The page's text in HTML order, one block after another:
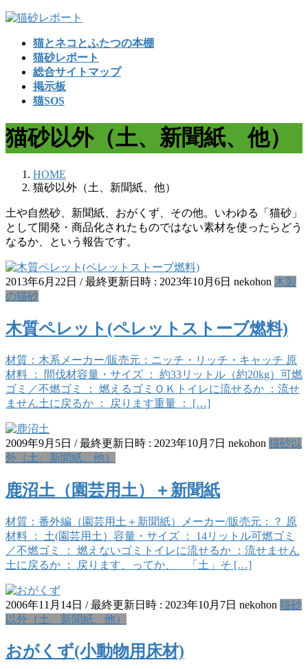
コ
ッ
プ
ナ
移
動
猫とネコとふたつの本棚
猫砂レポート
総合サイトマップ
掲示板
猫SOS
猫砂以外（土、新聞紙、他）
HOME
猫砂以外（土、新聞紙、他）
土や自然砂、新聞紙、おがくず、その他。いわゆる「猫砂」
として開発・商品化されたものではない素材を使ったらどう
なるか、という報告です。
2013年6月22日 / 最終更新日時 : 2023年10月6日 nekohon 木製
の猫砂
木質ペレット(ペレットストーブ燃料)
材質：木系メーカー/販売元：ニッチ・リッチ・キャッチ 原
材料 ： 間伐材容量・サイズ ： 約33リットル（約20kg）可燃
ゴミ／不燃ゴミ ： 燃えるゴミＯＫトイレに流せるか ：流せ
ません土に戻るか ： 戻ります重量 ： […]
2009年9月5日 / 最終更新日時 : 2023年10月7日 nekohon 猫砂以
外（土、新聞紙、他）
鹿沼土（園芸用土）＋新聞紙
材質：番外編（園芸用土＋新聞紙）メーカー/販売元：？ 原
材料 ： 土(園芸用土）容量・サイズ ： 14リットル可燃ゴミ
／不燃ゴミ ： 燃えないゴミトイレに流せるか ：流せません
土に戻るか ： 戻ります、ってか、 「土」そ […]
2006年11月14日 / 最終更新日時 : 2023年10月7日 nekohon 猫砂
以外（土、新聞紙、他）
おがくず(小動物用床材)